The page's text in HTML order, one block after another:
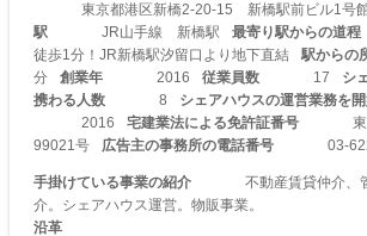
東京都港区新橋2-20-15 新橋駅前ビル1号
駅
JR山手線 新橋駅 最寄り駅からの道程
徒歩1分！JR新橋駅汐留口より地下直結
駅からの
分
創業年 2016 従業員数 17
シ
携わる人数
8
シェアハウスの運営業務を
2016
宅建業法による免許証番号
99021号
広告主の事務所の電話番号 03-
手掛けている事業の紹介
不動産賃貸仲介、
介。シェアハウス運営。物販事業。
沿革